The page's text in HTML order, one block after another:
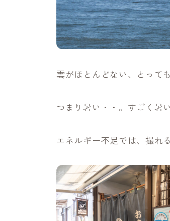
雲がほとんどない、とって
つまり暑い・・。すごく暑い
エネルギー不足では、撮れ